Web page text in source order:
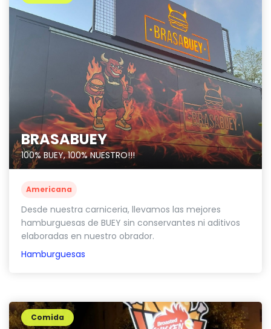
BRASABUEY
100% BUEY, 100% NUESTRO!!!
Americana
Desde nuestra carniceria, llevamos las mejores
hamburguesas de BUEY sin conservantes ni aditivos
elaboradas en nuestro obrador.
Hamburguesas
Comida